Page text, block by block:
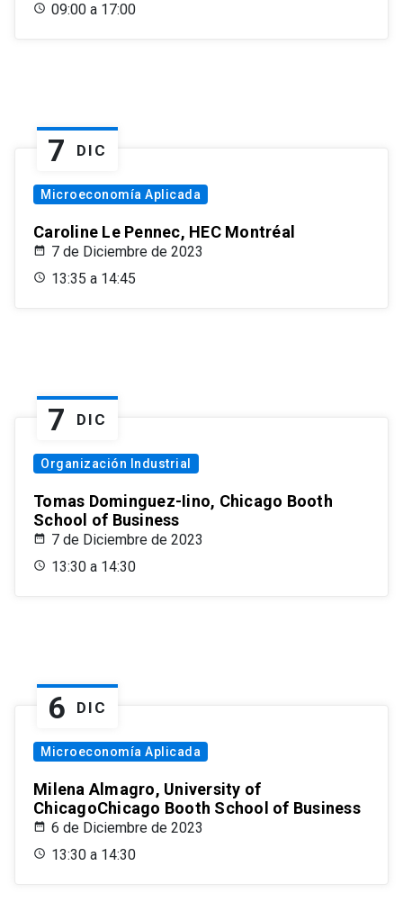
09:00 a 17:00
7 DIC
Microeconomía Aplicada
Caroline Le Pennec, HEC Montréal
7 de Diciembre de 2023
13:35 a 14:45
7 DIC
Organización Industrial
Tomas Dominguez-Iino, Chicago Booth
School of Business
7 de Diciembre de 2023
13:30 a 14:30
6 DIC
Microeconomía Aplicada
Milena Almagro, University of
ChicagoChicago Booth School of Business
6 de Diciembre de 2023
13:30 a 14:30